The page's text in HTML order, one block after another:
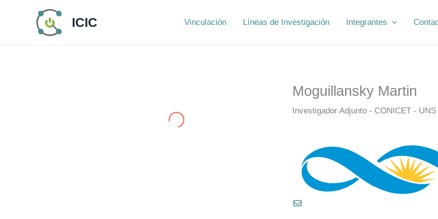
ICIC Vinculación Líneas de Investigación Integrantes
Moguillansky Martin
Investigador Adjunto - CONICET - UNS